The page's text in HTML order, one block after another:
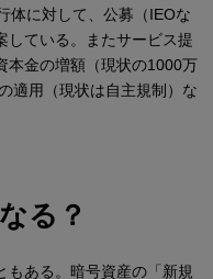
体に対して、公募（IEOな
している。またサービス提
本金の増額（現状の1000万
適用（現状は自主規制）な
る？
もある。暗号資産の「新規